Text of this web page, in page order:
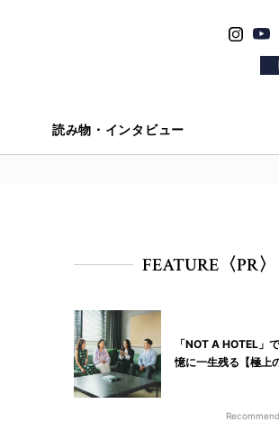
読み物・インタビュー
FEATURE〈PR〉
「NOT A HOTEL」
憶に一生残る【極上